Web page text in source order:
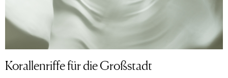
Korallenriffe für die Großstadt